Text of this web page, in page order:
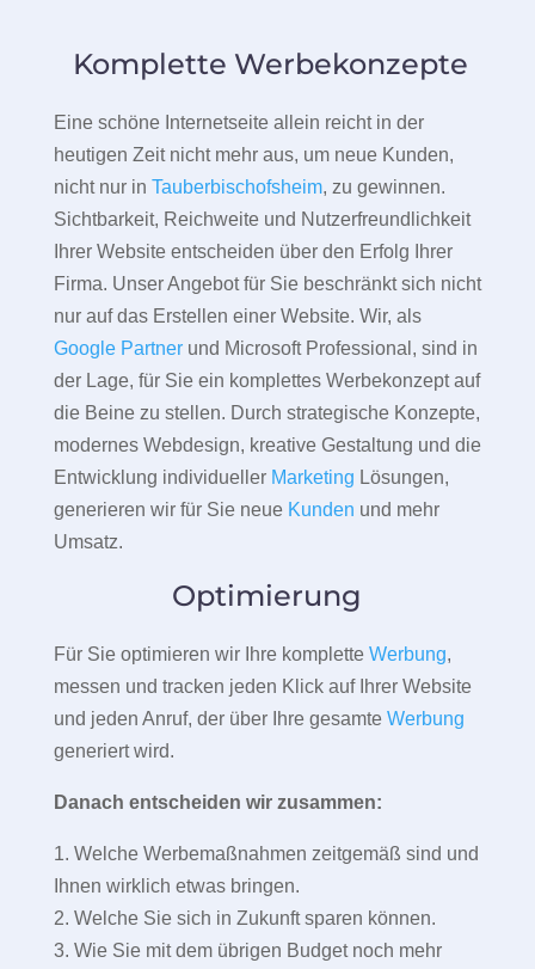
Komplette Werbekonzepte
Eine schöne Internetseite allein reicht in der
heutigen Zeit nicht mehr aus, um neue Kunden,
nicht nur in Tauberbischofsheim, zu gewinnen.
Sichtbarkeit, Reichweite und Nutzerfreundlichkeit
Ihrer Website entscheiden über den Erfolg Ihrer
Firma. Unser Angebot für Sie beschränkt sich nicht
nur auf das Erstellen einer Website. Wir, als
Google Partnerund Microsoft Professional, sind in
der Lage, für Sie ein komplettes Werbekonzept auf
die Beine zu stellen. Durch strategische Konzepte,
modernes Webdesign, kreative Gestaltung und die
Entwicklung individueller Marketing Lösungen,
generieren wir für Sie neue Kunden und mehr
Umsatz.
Optimierung
Für Sie optimieren wir Ihre komplette Werbung,
messen und tracken jeden Klick auf Ihrer Website
und jeden Anruf, der über Ihre gesamte Werbung
generiert wird.
Danach entscheiden wir zusammen:
1. Welche Werbemaßnahmen zeitgemäß sind und
Ihnen wirklich etwas bringen.
2. Welche Sie sich in Zukunft sparen können.
3. Wie Sie mit dem übrigen Budget noch mehr